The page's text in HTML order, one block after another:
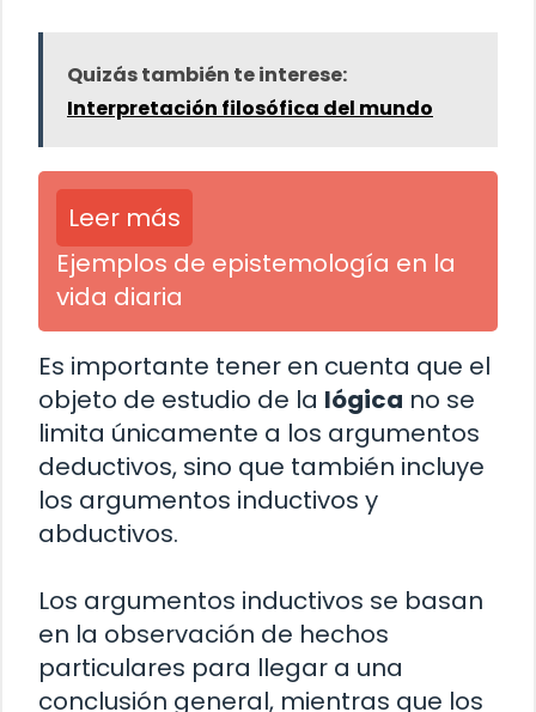
Quizás también te interese:
Interpretación filosófica del mundo
Leer más
Ejemplos de epistemología en la
vida diaria
Es importante tener en cuenta que el
objeto de estudio de la lógica no se
limita únicamente a los argumentos
deductivos, sino que también incluye
los argumentos inductivos y
abductivos.
Los argumentos inductivos se basan
en la observación de hechos
particulares para llegar a una
conclusión general, mientras que los